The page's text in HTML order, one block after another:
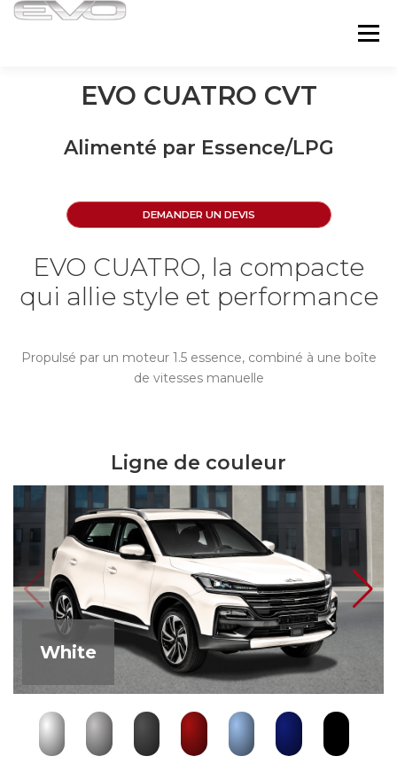
Passa
Menu
MODÈLES ASSISTANCE POINTS DE VENTE
EVO CUATRO CVT
Alimenté par Essence/LPG
DEMANDER UN DEVIS
EVO CUATRO, la compacte
qui allie style et performance
Propulsé par un moteur 1.5 essence, combiné à une boîte
de vitesses manuelle
Ligne de couleur
White